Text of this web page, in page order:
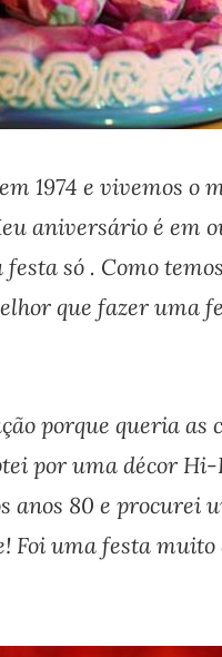
1974 e vivemos o
aniversário é em
só . Como
que fazer uma
porque queria as
por uma décor
anos 80 e procurei
Foi uma festa